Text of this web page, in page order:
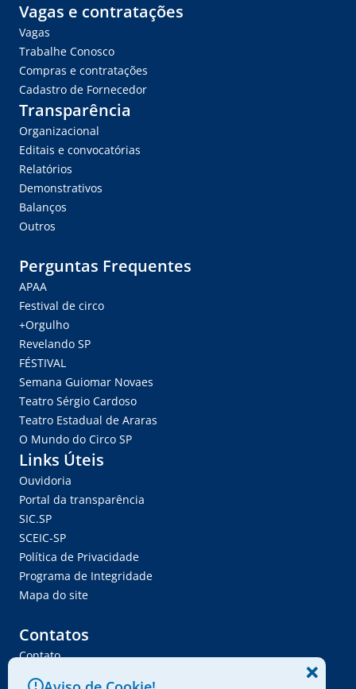
Vagas e contratações
Vagas
Trabalhe Conosco
Compras e contratações
Cadastro de Fornecedor
Transparência
Organizacional
Editais e convocatórias
Relatórios
Demonstrativos
Balanços
Outros
Perguntas Frequentes
APAA
Festival de circo
+Orgulho
Revelando SP
FÉSTIVAL
Semana Guiomar Novaes
Teatro Sérgio Cardoso
Teatro Estadual de Araras
O Mundo do Circo SP
Links Úteis
Ouvidoria
Portal da transparência
SIC.SP
SCEIC-SP
Política de Privacidade
Programa de Integridade
Mapa do site
Contatos
Contato
Trabalhe Conosco